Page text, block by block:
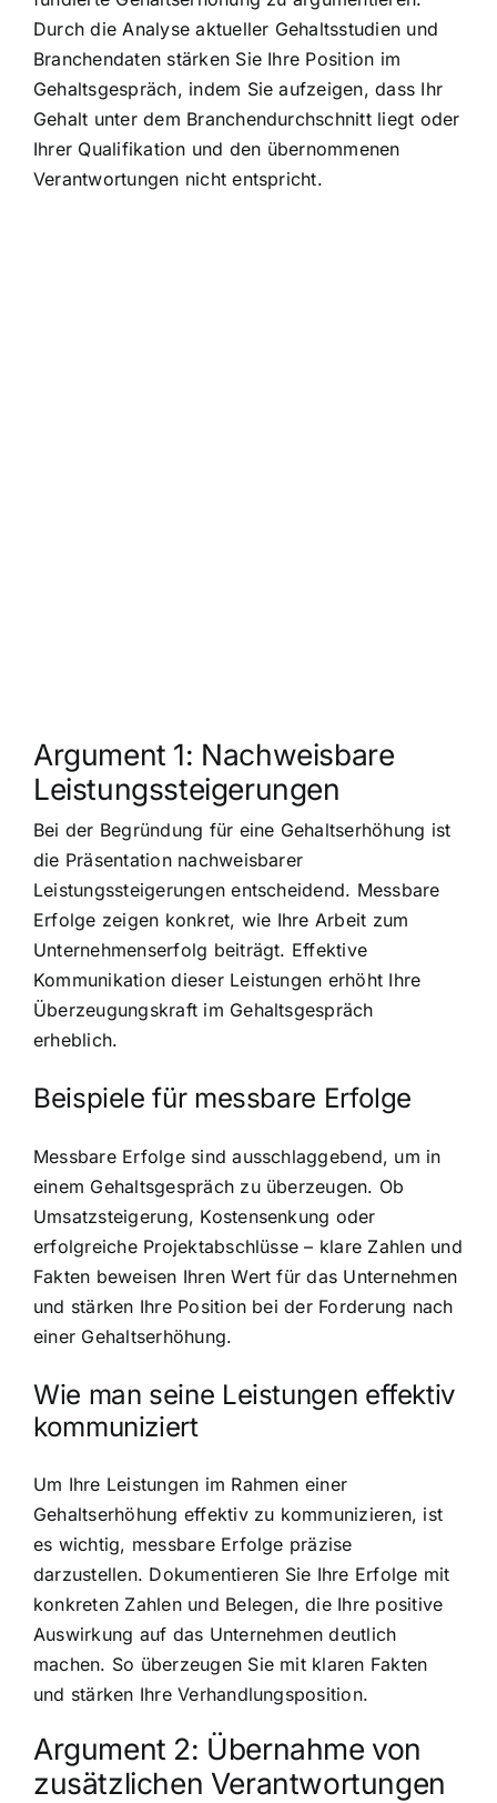
Durch die Analyse aktueller Gehaltsstudien und
Branchendaten stärken Sie Ihre Position im
Gehaltsgespräch, indem Sie aufzeigen, dass Ihr
Gehalt unter dem Branchendurchschnitt liegt oder
Ihrer Qualifikation und den übernommenen
Verantwortungen nicht entspricht.
Argument 1: Nachweisbare
Leistungssteigerungen
Bei der Begründung für eine Gehaltserhöhung ist
die Präsentation nachweisbarer
Leistungssteigerungen entscheidend. Messbare
Erfolge zeigen konkret, wie Ihre Arbeit zum
Unternehmenserfolg beiträgt. Effektive
Kommunikation dieser Leistungen erhöht Ihre
Überzeugungskraft im Gehaltsgespräch
erheblich.
Beispiele für messbare Erfolge
Messbare Erfolge sind ausschlaggebend, um in
einem Gehaltsgespräch zu überzeugen. Ob
Umsatzsteigerung, Kostensenkung oder
erfolgreiche Projektabschlüsse – klare Zahlen und
Fakten beweisen Ihren Wert für das Unternehmen
und stärken Ihre Position bei der Forderung nach
einer Gehaltserhöhung.
Wie man seine Leistungen effektiv
kommuniziert
Um Ihre Leistungen im Rahmen einer
Gehaltserhöhung effektiv zu kommunizieren, ist
es wichtig, messbare Erfolge präzise
darzustellen. Dokumentieren Sie Ihre Erfolge mit
konkreten Zahlen und Belegen, die Ihre positive
Auswirkung auf das Unternehmen deutlich
machen. So überzeugen Sie mit klaren Fakten
und stärken Ihre Verhandlungsposition.
Argument 2: Übernahme von
zusätzlichen Verantwortungen